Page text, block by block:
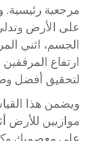
مرجعية
على الأرض
ارتفاع
لتحقيق أفضل
ويضمن هذا
موازيين للأرض
على معصميك